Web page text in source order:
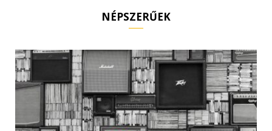
NÉPSZERŰEK